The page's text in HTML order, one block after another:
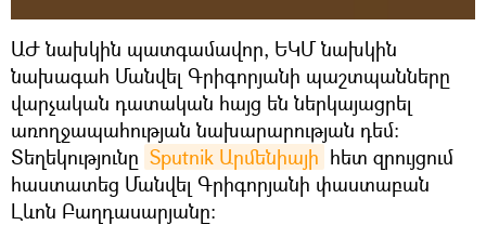
ԱԺ նախկին պատգամավոր, ԵԿՄ նախկին
նախագահ Մանվել Գրիգորյանի պաշտպանները
վարչական դատական հայց են ներկայացրել
առողջապահության նախարարության դեմ։
Տեղեկությունը Sputnik Արմենիայի հետ զրույցում
հաստատեց Մանվել Գրիգորյանի փաստաբան
Լևոն Բաղդասարյանը։